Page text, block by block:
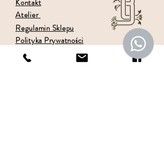
Kontakt
Atelier
Regulamin Sklepu
Polityka Prywatności
Tabela rozmiarów
Dane do przelewu